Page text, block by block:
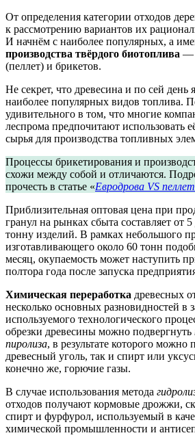
От определения категории отходов
к рассмотрению вариантов их
И начнём с наиболее популярных, а
производства твёрдого биотоплива —
(пеллет) и брикетов.
Не секрет, что древесина и по сей день
наиболее популярных видов топлива.
удивительного в том, что многие
леспрома предпочитают использовать
сырья для производства топливных
Процессы брикетирования и
схожи между собой и отличаются.
прочесть в статье «Евродрова VS
Приблизительная оптовая цена при
гранул на рынках сбыта составляет от
тонну изделий. В рамках небольшого
изготавливающего около 60 тонн
месяц, окупаемость может наступить
полтора года после запуска
Химическая переработка древесных
несколько основных разновидностей в
используемого технологического
обрезки древесины можно подвергнуть
пиролиза, в результате которого можно
древесный уголь, так и спирт или
конечно же, горючие газы.
В случае использования метода
отходов получают кормовые дрожжи,
спирт и фурфурол, используемый в
химической промышленности и